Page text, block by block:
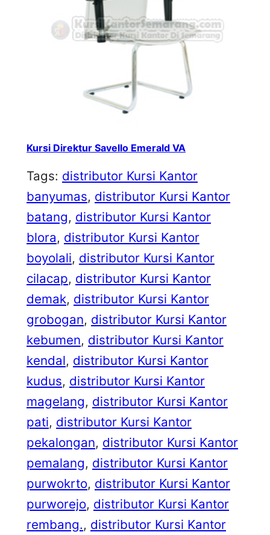
Kursi Direktur Savello Emerald VA
Tags: distributor Kursi Kantor
banyumas, distributor Kursi Kantor
batang, distributor Kursi Kantor
blora, distributor Kursi Kantor
boyolali, distributor Kursi Kantor
cilacap, distributor Kursi Kantor
demak, distributor Kursi Kantor
grobogan, distributor Kursi Kantor
kebumen, distributor Kursi Kantor
kendal, distributor Kursi Kantor
kudus, distributor Kursi Kantor
magelang, distributor Kursi Kantor
pati, distributor Kursi Kantor
pekalongan, distributor Kursi Kantor
pemalang, distributor Kursi Kantor
purwokrto, distributor Kursi Kantor
purworejo, distributor Kursi Kantor
rembang., distributor Kursi Kantor